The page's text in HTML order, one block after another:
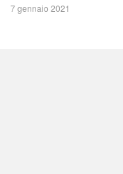
7 gennaio 2021